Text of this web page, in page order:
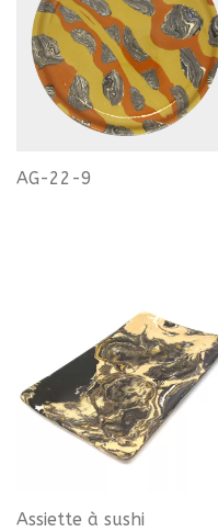
AG-22-9
Assiette à sushi